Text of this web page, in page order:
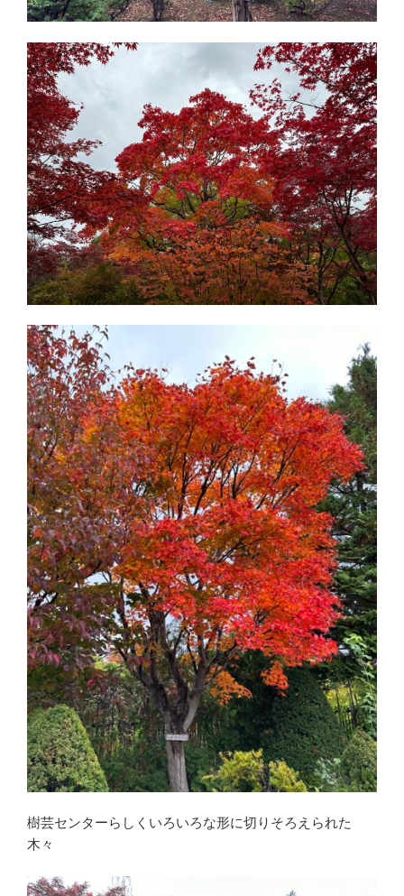
樹芸センターらしくいろいろな形に切りそろえられた
木々